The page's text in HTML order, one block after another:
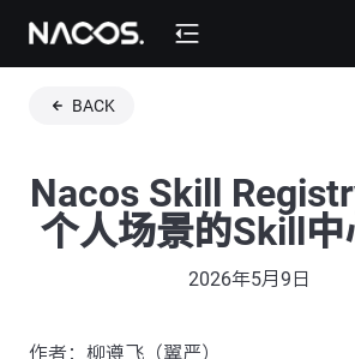
BACK
Nacos Skill
个人场景的Skill中
2026年5月9日
作者：柳遵飞（翼严）